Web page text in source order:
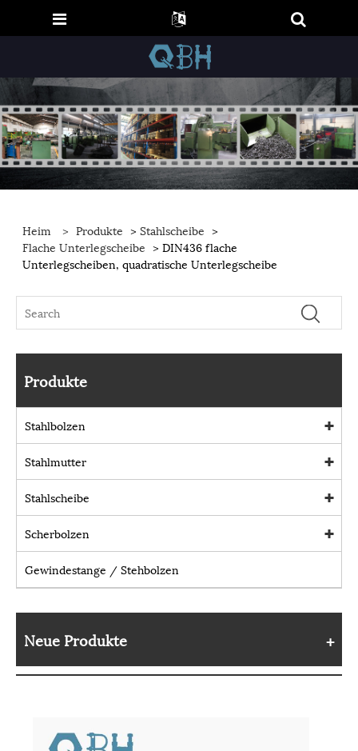
Heim > Produkte >Stahlscheibe >
Flache Unterlegscheibe > DIN436 flache
Unterlegscheiben, quadratische Unterlegscheibe
Produkte
Stahlbolzen
Stahlmutter
Stahlscheibe
Scherbolzen
Gewindestange / Stehbolzen
Neue Produkte